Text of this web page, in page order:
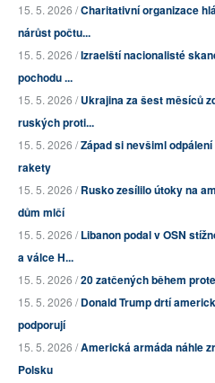
15. 5. 2026 /Charitativní organizace
nárůst počtu...
15. 5. 2026 /Izraelští nacionalisté
pochodu ...
15. 5. 2026 /Ukrajina za šest měsíců
ruských proti...
15. 5. 2026 /Západ si nevšiml
rakety
15. 5. 2026 /Rusko zesílilo útoky na
dům mlčí
15. 5. 2026 /Libanon podal v OSN
a válce H...
15. 5. 2026 /20 zatčených během
15. 5. 2026 /Donald Trump drtí
podporují
15. 5. 2026 /Americká armáda náhle
Polsku